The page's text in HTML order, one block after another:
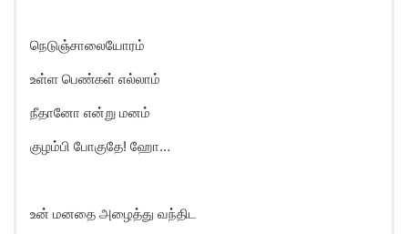
நெடுஞ்சாலையோரம்
உள்ள பெண்கள் எல்லாம்
நீதானோ என்று மனம்
குழம்பி போகுதே! ஹோ…
உன் மனதை அழைத்து வந்திட